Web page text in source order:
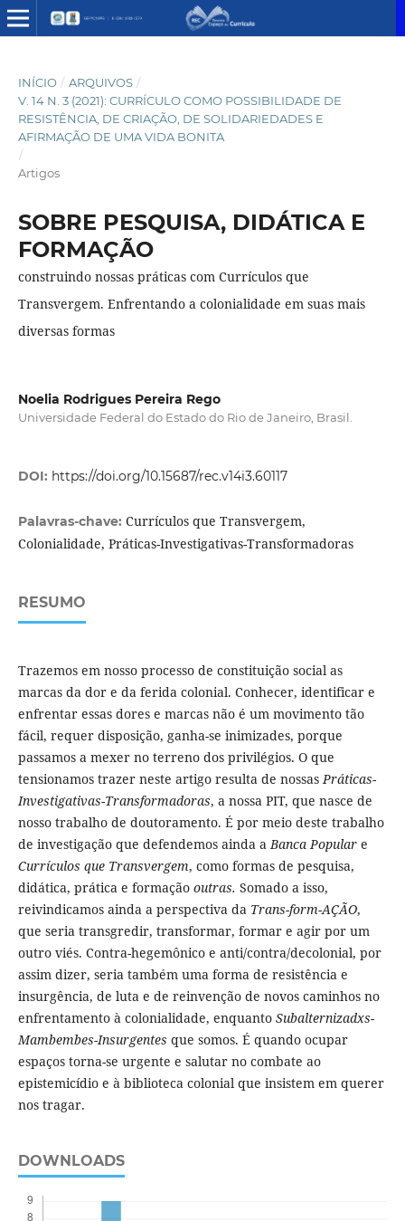
INÍCIO / ARQUIVOS /
V. 14 N. 3 (2021): CURRÍCULO COMO POSSIBILIDADE DE
RESISTÊNCIA, DE CRIAÇÃO, DE SOLIDARIEDADES E
AFIRMAÇÃO DE UMA VIDA BONITA
/
Artigos
SOBRE PESQUISA, DIDÁTICA E
FORMAÇÃO
construindo nossas práticas com Currículos que
Transvergem. Enfrentando a colonialidade em suas mais
diversas formas
Noelia Rodrigues Pereira Rego
Universidade Federal do Estado do Rio de Janeiro, Brasil.
DOI: https://doi.org/10.15687/rec.v14i3.60117
Palavras-chave: Currículos que Transvergem,
Colonialidade, Práticas-Investigativas-Transformadoras
RESUMO
Trazemos em nosso processo de constituição social as
marcas da dor e da ferida colonial. Conhecer, identificar e
enfrentar essas dores e marcas não é um movimento tão
fácil, requer disposição, ganha-se inimizades, porque
passamos a mexer no terreno dos privilégios. O que
tensionamos trazer neste artigo resulta de nossasPráticas-
Investigativas-Transformadoras, a nossa PIT, que nasce de
nosso trabalho de doutoramento. É por meio deste trabalho
de investigação que defendemos ainda aBanca Populare
Currículos que Transvergem, como formas de pesquisa,
didática, prática e formação outras. Somado a isso,
reivindicamos ainda a perspectiva da Trans-form-AÇÃO,
que seria transgredir, transformar, formar e agir por um
outro viés. Contra-hegemônico e anti/contra/decolonial, por
assim dizer, seria também uma forma de resistência e
insurgência, de luta e de reinvenção de novos caminhos no
enfrentamento à colonialidade, enquanto Subalternizadxs-
Mambembes-Insurgentes que somos. É quando ocupar
espaços torna-se urgente e salutar no combate ao
epistemicídio e à biblioteca colonial que insistem em querer
nos tragar.
DOWNLOADS